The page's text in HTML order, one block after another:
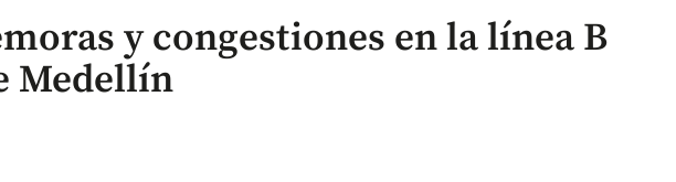
y congestiones en la línea B
Medellín